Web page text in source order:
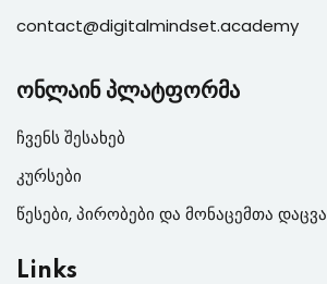
contact@digitalmindset.academy
ონლაინ პლატფორმა
ჩვენს შესახებ
კურსები
წესები, პირობები და მონაცემთა დაცვა
Links